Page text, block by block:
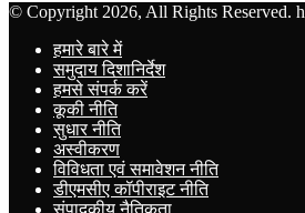
© Copyright 2026, All Rights Reserved.
हमारे बारे में
समुदाय दिशानिर्देश
हमसे संपर्क करें
कूकी नीति
सुधार नीति
अस्वीकरण
विविधता एवं समावेशन नीति
डीएमसीए कॉपीराइट नीति
संपादकीय नैतिकता